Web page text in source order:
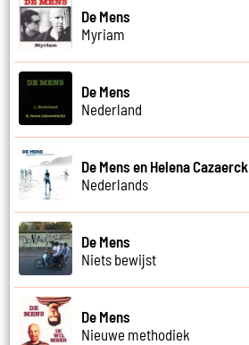
De Mens
Myriam
De Mens
Nederland
De Mens en Helena Cazaerck
Nederlands
De Mens
Niets bewijst
De Mens
Nieuwe methodiek